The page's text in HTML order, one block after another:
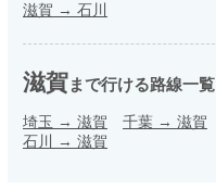
滋賀 → 石川
滋賀まで行ける路線一覧
埼玉 → 滋賀 千葉 → 滋賀
石川 → 滋賀